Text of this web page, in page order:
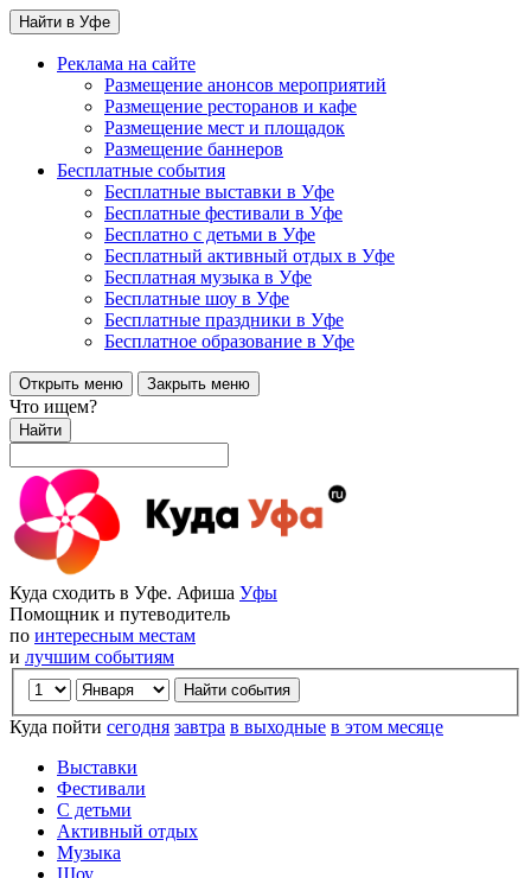
Найти в Уфе
Реклама на сайте
Размещение анонсов мероприятий
Размещение ресторанов и кафе
Размещение мест и площадок
Размещение баннеров
Бесплатные события
Бесплатные выставки в Уфе
Бесплатные фестивали в Уфе
Бесплатно с детьми в Уфе
Бесплатный активный отдых в Уфе
Бесплатная музыка в Уфе
Бесплатные шоу в Уфе
Бесплатные праздники в Уфе
Бесплатное образование в Уфе
Открыть меню Закрыть меню
Что ищем?
Найти
Куда сходить в Уфе. Афиша Уфы
Помощник и путеводитель
по интересным местам
и лучшим событиям
Куда пойти сегодня завтра в выходные в этом месяце
Выставки
Фестивали
С детьми
Активный отдых
Музыка
Шоу